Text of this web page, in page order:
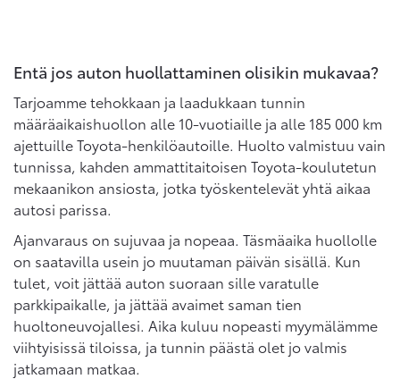
Entä jos auton huollattaminen olisikin mukavaa?
Tarjoamme tehokkaan ja laadukkaan tunnin
määräaikaishuollon alle 10-vuotiaille ja alle 185 000 km
ajettuille Toyota-henkilöautoille. Huolto valmistuu vain
tunnissa, kahden ammattitaitoisen Toyota-koulutetun
mekaanikon ansiosta, jotka työskentelevät yhtä aikaa
autosi parissa.
Ajanvaraus on sujuvaa ja nopeaa. Täsmäaika huollolle
on saatavilla usein jo muutaman päivän sisällä. Kun
tulet, voit jättää auton suoraan sille varatulle
parkkipaikalle, ja jättää avaimet saman tien
huoltoneuvojallesi. Aika kuluu nopeasti myymälämme
viihtyisissä tiloissa, ja tunnin päästä olet jo valmis
jatkamaan matkaa.